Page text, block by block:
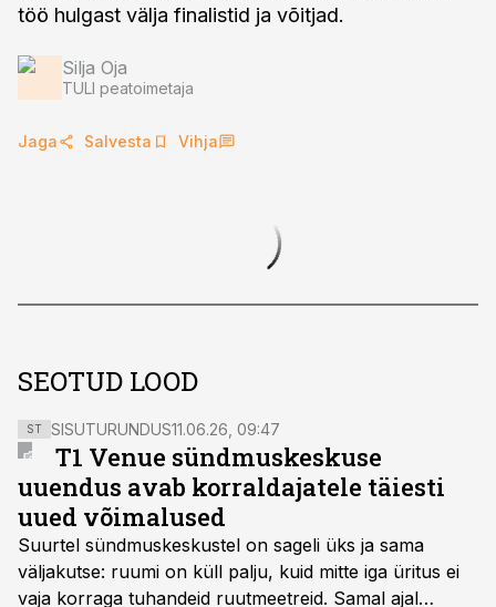
töö hulgast välja finalistid ja võitjad.
Silja Oja
TULI peatoimetaja
Jaga Salvesta Vihja
SEOTUD LOOD
ST SISUTURUNDUS11.06.26, 09:47
T1 Venue sündmuskeskuse
uuendus avab korraldajatele täiesti
uued võimalused
Suurtel sündmuskeskustel on sageli üks ja sama
väljakutse: ruumi on küll palju, kuid mitte iga üritus ei
vaja korraga tuhandeid ruutmeetreid. Samal ajal